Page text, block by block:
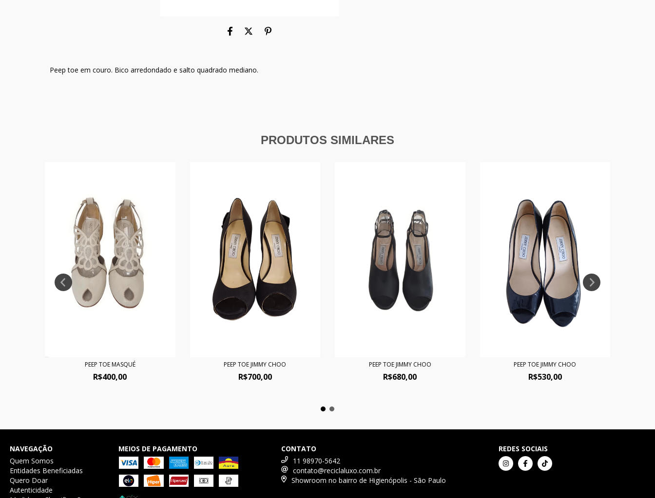
Peep toe em couro. Bico arredondado e salto quadrado mediano.
PRODUTOS SIMILARES
PEEP TOE MASQUÉ
R$400,00
PEEP TOE JIMMY CHOO
R$700,00
PEEP TOE JIMMY CHOO
R$680,00
PEEP TOE JIMMY CHOO
R$530,00
NAVEGAÇÃO
Quem Somos
Entidades Beneficiadas
Quero Doar
Autenticidade
MEIOS DE PAGAMENTO
CONTATO
11 98970-5642
contato@reciclaluxo.com.br
Showroom no bairro de Higienópolis - São Paulo
REDES SOCIAIS